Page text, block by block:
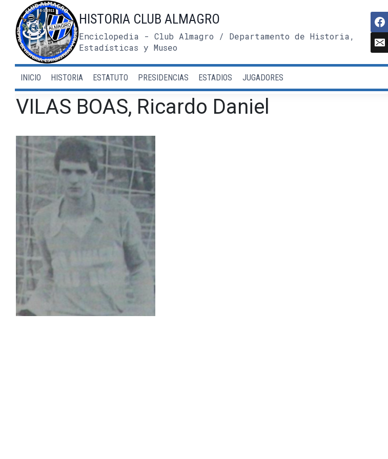
contenido
HISTORIA CLUB ALMAGRO
Enciclopedia - Club Almagro / Departamento de Historia,
Estadísticas y Museo
INICIO HISTORIA ESTATUTO PRESIDENCIAS ESTADIOS JUGADORES
VILAS BOAS, Ricardo Daniel